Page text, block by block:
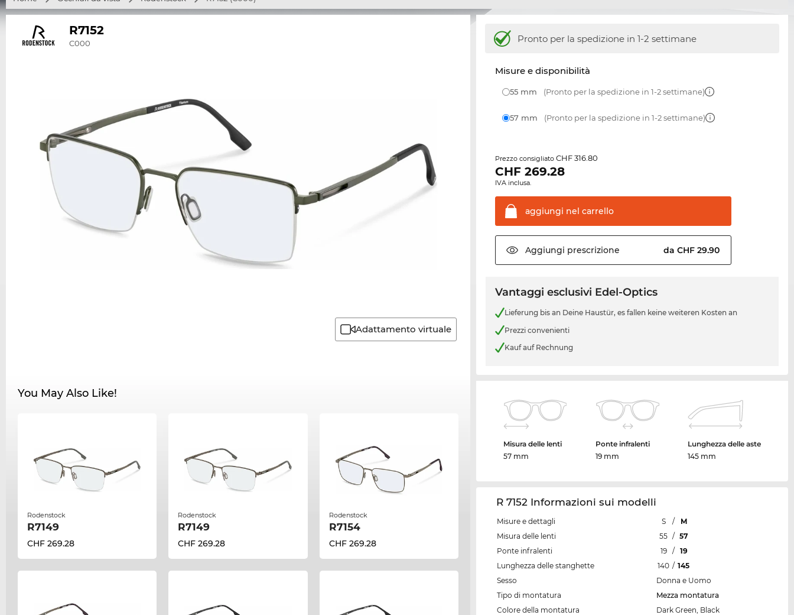
R7152
C000
Adattamento virtuale
You May Also Like!
Rodenstock
R7149
CHF 269.28
Rodenstock
R7149
CHF 269.28
Rodenstock
R7154
CHF 269.28
Pronto per la spedizione in 1-2 settimane
Misure e disponibilità
55 mm (Pronto per la spedizione in 1-2 settimane)
57 mm (Pronto per la spedizione in 1-2 settimane)
Prezzo consigliatoCHF 316.80
CHF269.28
IVA inclusa.
aggiungi nel carrello
Aggiungi prescrizione da CHF 29.90
Vantaggi esclusivi Edel-Optics
Lieferung bis an Deine Haustür, es fallen keine weiteren Kosten an
Prezzi convenienti
Kauf auf Rechnung
Misura delle lenti
57 mm
Ponte infralenti
19 mm
Lunghezza delle aste
145 mm
R 7152 Informazioni sui modelli
Misure e dettagli S /
M
Misura delle lenti
55 / 57
Ponte infralenti
19 / 19
Lunghezza delle stanghette
140 / 145
Sesso
Donna e Uomo
Tipo di montatura
Mezza montatura
Colore della montatura
Dark Green, Black